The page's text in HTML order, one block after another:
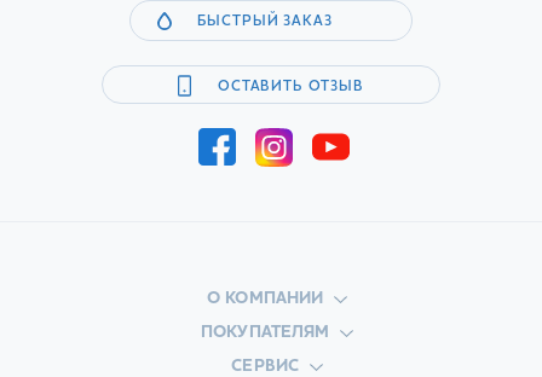
БЫСТРЫЙ ЗАКАЗ
ОСТАВИТЬ ОТЗЫВ
О КОМПАНИИ
ПОКУПАТЕЛЯМ
СЕРВИС